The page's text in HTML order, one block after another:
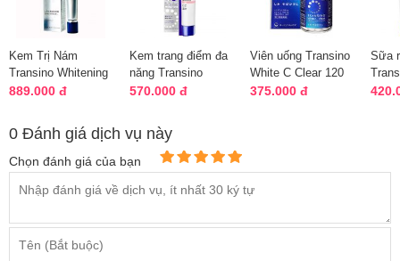
Kem Trị Nám
Transino Whitening
Essence Của Nhật
889.000 đ
Kem trang điểm đa
năng Transino
Whitening CC
570.000 đ
Viên uống Transino
White C Clear 120
viên trắng da trị
375.000 đ
Sữa
0 Đánh giá dịch vụ này
Chọn đánh giá của bạn